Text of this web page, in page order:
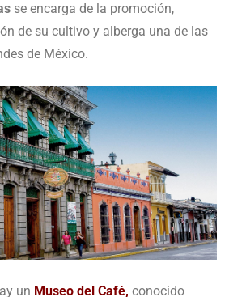
se encarga de la promoción,
de su cultivo y alberga una de las
de México.
un Museo del Café, conocido